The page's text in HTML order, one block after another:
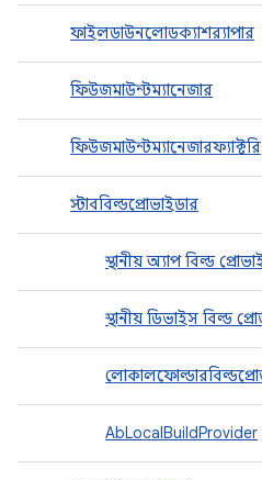
ফাইলডাউনলোডক্যাশর‍্যাপার
ফিউজমাউন্টম্যানেজার
ফিউজমাউন্টম্যানেজারফ্যাক্টরি
স্টাববিল্ডপ্রোভাইডার
স্থানীয় অ্যাপ বিল্ড
স্থানীয় ডিভাইস বিল্ড
AbLocalBuildProvider